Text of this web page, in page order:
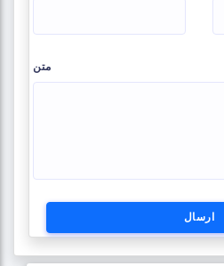
متن
ارسال